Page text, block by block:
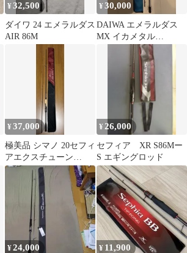
¥32,500
ダイワ 24 エメラルダス
AIR 86M
¥30,000
DAIWA エメラルダス
MX イカメタル
K56ULB-GS
¥37,000
極美品 シマノ 20セフィ
アエクスチューン
S86ML
¥26,000
セフィア XR S86Mー
S エギングロッド
¥24,000 ¥ 11,900